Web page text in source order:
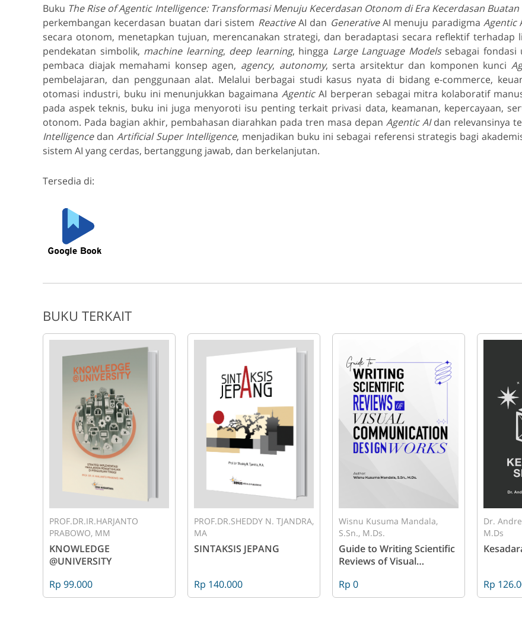
Buku The Rise of Agentic Intelligence: Transformasi Menuju Kecerdasan Otonom di Era Kecerdasan
perkembangan kecerdasan buatan dari sistem ReactiveAI dan GenerativeAI menuju paradigma Agentic
secara otonom, menetapkan tujuan, merencanakan strategi, dan beradaptasi secara reflektif terhadap
pendekatan simbolik, machine learning, deep learning, hingga Large Language Modelssebagai fondasi
pembaca diajak memahami konsep agen, agency, autonomy, serta arsitektur dan komponen kunci
pembelajaran, dan penggunaan alat. Melalui berbagai studi kasus nyata di bidang e-commerce,
otomasi industri, buku ini menunjukkan bagaimanaAgentic AI berperan sebagai mitra kolaboratif
pada aspek teknis, buku ini juga menyoroti isu penting terkait privasi data, keamanan, kepercayaan,
otonom. Pada bagian akhir, pembahasan diarahkan pada tren masa depan Agentic AIdan relevansinya
IntelligencedanArtificial Super Intelligence, menjadikan buku ini sebagai referensi strategis bagi
sistem AI yang cerdas, bertanggung jawab, dan berkelanjutan.
Tersedia di:
BUKU TERKAIT
PROF.DR.IR.HARJANTO
PRABOWO, MM
KNOWLEDGE
@UNIVERSITY
Rp 99.000
PROF.DR.SHEDDY N. TJANDRA,
MA
SINTAKSIS JEPANG
Rp 140.000
Wisnu Kusuma Mandala,
S.Sn., M.Ds.
Guide to Writing Scientific
Reviews of Visual
Works
Rp 0
Dr.
M.Ds
Rp